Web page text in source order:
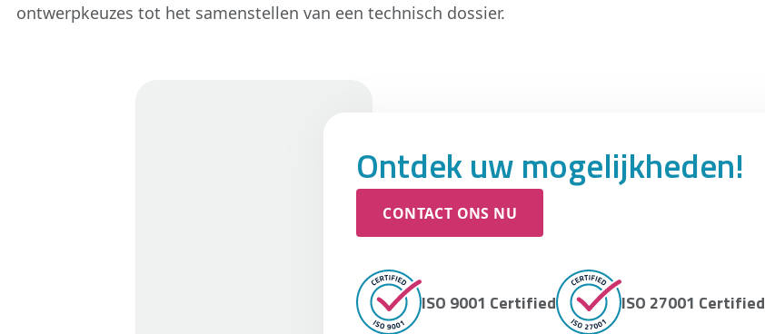
ontwerpkeuzes tot het samenstellen van een technisch dossier.
Ontdek uw mogelijkheden!
CONTACT ONS NU
ISO 9001 Certified ISO 27001 Certified